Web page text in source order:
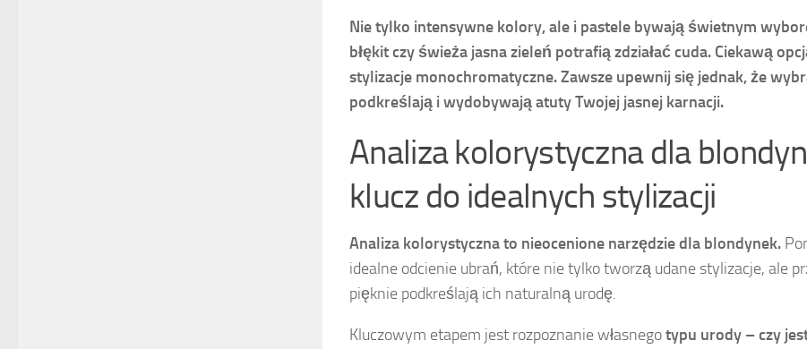
Nie tylko intensywne kolory, ale i pastele bywają świetnym
błękit czy świeża jasna zieleń potrafią zdziałać cuda. Ciekawą
stylizacje monochromatyczne.Zawsze upewnij się jednak, że
podkreślają i wydobywają atuty Twojej jasnej karnacji.
Analiza kolorystyczna dla
klucz do idealnych stylizacji
Analiza kolorystyczna to nieocenione narzędzie dla blondynek.
idealne odcienie ubrań, które nie tylko tworzą udane stylizacje, ale
pięknie podkreślają ich naturalną urodę.
Kluczowym etapem jest rozpoznanie własnegotypu urody – czy